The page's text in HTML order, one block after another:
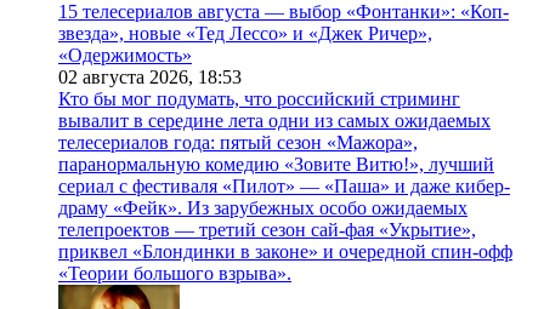
15 телесериалов августа — выбор «Фонтанки»: «Коп-
звезда», новые «Тед Лессо» и «Джек Ричер»,
«Одержимость»
02 августа 2026, 18:53
Кто бы мог подумать, что российский стриминг
вывалит в середине лета одни из самых ожидаемых
телесериалов года: пятый сезон «Мажора»,
паранормальную комедию «Зовите Витю!», лучший
сериал с фестиваля «Пилот» — «Паша» и даже кибер-
драму «Фейк». Из зарубежных особо ожидаемых
телепроектов — третий сезон сай-фая «Укрытие»,
приквел «Блондинки в законе» и очередной спин-офф
«Теории большого взрыва».